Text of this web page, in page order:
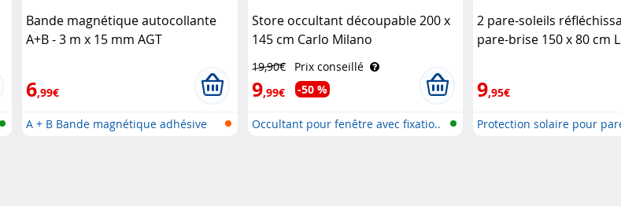
Bande magnétique autocollante
A+B - 3 m x 15 mm AGT
6,99€
A + B Bande magnétique adhésive
Store occultant découpable 200 x
145 cm Carlo Milano
19,90€ Prix conseillé
9,99€ -50 %
Occultant pour fenêtre avec fixatio..
2 pare-soleils
pare-brise 150 x 80 cm
9,95€
Protection solaire pour